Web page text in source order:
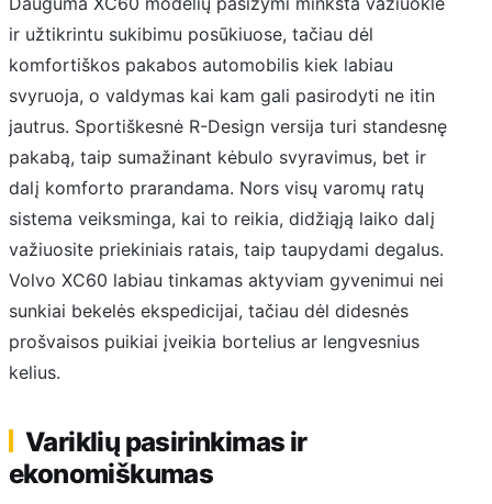
ir užtikrintu sukibimu posūkiuose, tačiau dėl
komfortiškos pakabos automobilis kiek labiau
svyruoja, o valdymas kai kam gali pasirodyti ne itin
jautrus. Sportiškesnė R-Design versija turi standesnę
pakabą, taip sumažinant kėbulo svyravimus, bet ir
dalį komforto prarandama. Nors visų varomų ratų
sistema veiksminga, kai to reikia, didžiąją laiko dalį
važiuosite priekiniais ratais, taip taupydami degalus.
Volvo XC60 labiau tinkamas aktyviam gyvenimui nei
sunkiai bekelės ekspedicijai, tačiau dėl didesnės
prošvaisos puikiai įveikia bortelius ar lengvesnius
kelius.
Variklių pasirinkimas ir
ekonomiškumas